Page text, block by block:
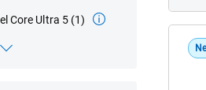
Core Ultra 5 (1)